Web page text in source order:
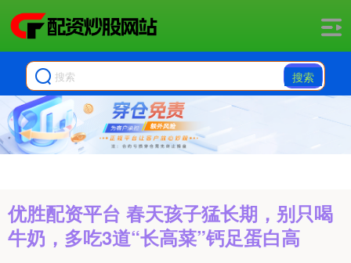
搜索
优胜配资平台 春天孩子猛长期，别只喝
牛奶，多吃3道“长高菜”钙足蛋白高